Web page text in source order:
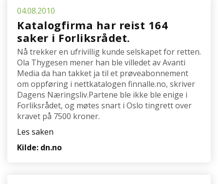
04.08.2010
Katalogfirma har reist 164
saker i Forliksrådet.
Nå trekker en ufrivillig kunde selskapet for retten.
Ola Thygesen mener han ble villedet av Avanti
Media da han takket ja til et prøveabonnement
om oppføring i nettkatalogen finnalle.no, skriver
Dagens Næringsliv.Partene ble ikke ble enige i
Forliksrådet, og møtes snart i Oslo tingrett over
kravet på 7500 kroner.
Les saken
Kilde: dn.no